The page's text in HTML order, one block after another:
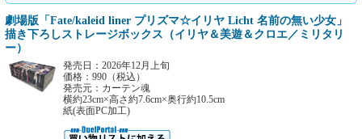
劇場版「Fate/kaleid liner プリズマ☆イリヤ Licht 名前の無い少女」
描き下ろしストレージボックス（イリヤ＆美遊＆クロエ／ミリタリ
ー）
発売日：2026年12月上旬
価格：990（税込）
発売元：カーテン魂
横約23cm×高さ約7.6cm×奥行約10.5cm
紙(表面PC加工)